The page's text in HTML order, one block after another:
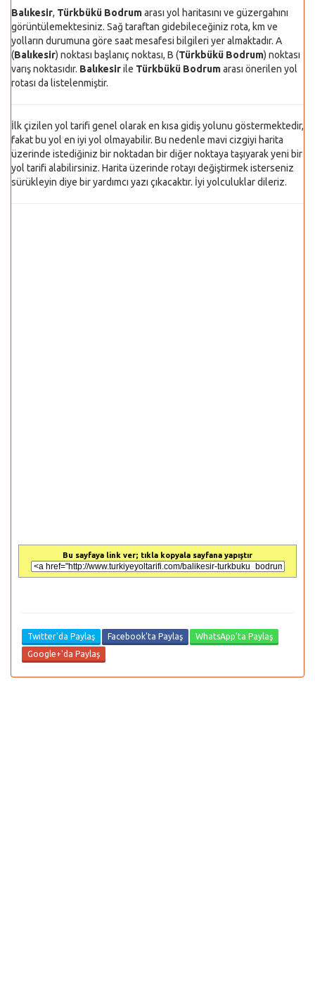
Balıkesir, Türkbükü Bodrumarası yol haritasını ve güzergahını
görüntülemektesiniz. Sağ taraftan gidebileceğiniz rota, km ve
yolların durumuna göre saat mesafesi bilgileri yer almaktadır. A
(Balıkesir) noktası başlanıç noktası, B (Türkbükü Bodrum) noktası
varış noktasıdır. Balıkesirile Türkbükü Bodrumarası önerilen yol
rotası da listelenmiştir.
İlk çizilen yol tarifi genel olarak en kısa gidiş yolunu göstermektedir,
fakat bu yol en iyi yol olmayabilir. Bu nedenle mavi cizgiyi harita
üzerinde istediğiniz bir noktadan bir diğer noktaya taşıyarak yeni bir
yol tarifi alabilirsiniz. Harita üzerinde rotayı değiştirmek isterseniz
sürükleyin diye bir yardımcı yazı çıkacaktır. İyi yolculuklar dileriz.
Bu sayfaya link ver; tıkla kopyala sayfana yapıştır
Twitter'da Paylaş Facebook'ta Paylaş
WhatsApp'ta Paylaş
Google+'da Paylaş